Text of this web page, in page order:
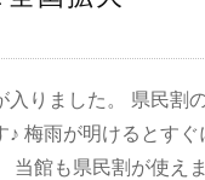
入りました。 県民割
♪ 梅雨が明けるとすぐ
当館も県民割が使え